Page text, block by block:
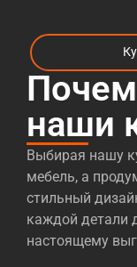
наши
Выбирая нашу
мебель, а
стильный
каждой детали
настоящему